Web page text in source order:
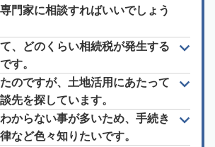
門家に相談すればいいでしょう
、どのくらい相続税が発生する
す。
のですが、土地活用にあたって
先を探しています。
からない事が多いため、手続き
など色々知りたいです。